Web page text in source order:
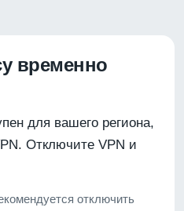
временно
для вашего региона,
Отключите VPN и
отключить